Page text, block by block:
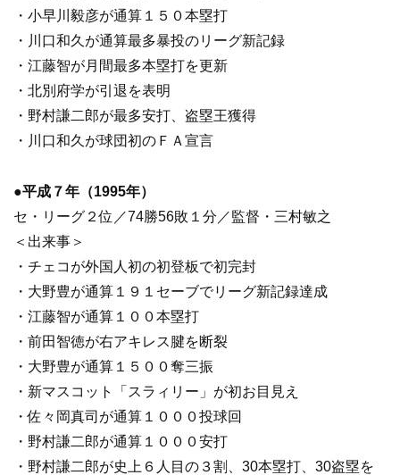
・小早川毅彦が通算１５０本塁打
・川口和久が通算最多暴投のリーグ新記録
・江藤智が月間最多本塁打を更新
・北別府学が引退を表明
・野村謙二郎が最多安打、盗塁王獲得
・川口和久が球団初のＦＡ宣言
●平成７年（1995年）
セ・リーグ２位／74勝56敗１分／監督・三村敏之
＜出来事＞
・チェコが外国人初の初登板で初完封
・大野豊が通算１９１セーブでリーグ新記録達成
・江藤智が通算１００本塁打
・前田智徳が右アキレス腱を断裂
・大野豊が通算１５００奪三振
・新マスコット「スラィリー」が初お目見え
・佐々岡真司が通算１０００投球回
・野村謙二郎が通算１０００安打
・野村謙二郎が史上６人目の３割、30本塁打、30盗塁を